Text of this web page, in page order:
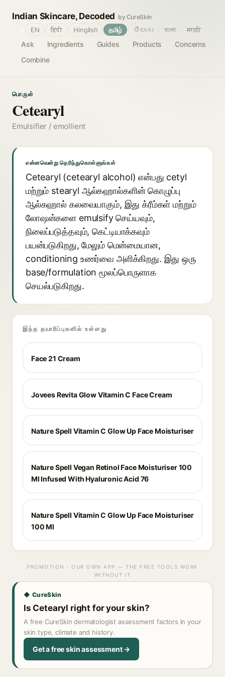
Indian Skincare, Decoded by CureSkin
Ask Ingredients Guides Products
Concerns
Combine
EN हिंदी Hinglish தமிழ் తెలుగు বাংলা मराठी
பொருள்
Cetearyl
Emulsifier / emollient
என்னவென்று தெரிந்துகொள்ளுங்கள்
Cetearyl (cetearyl alcohol) என்பது cetyl
மற்றும் stearyl ஆல்கஹால்களின் கொழுப்பு
ஆல்கஹால் கலவையாகும், இது க்ரீம்கள் மற்றும்
லோஷன்களை emulsify செய்யவும்,
நிலைப்படுத்தவும், கெட்டியாக்கவும்
பயன்படுகிறது, மேலும் மென்மையான,
conditioning உணர்வை அளிக்கிறது. இது ஒரு
base/formulation மூலப்பொருளாக
செயல்படுகிறது.
இந்த தயாரிப்புகளில் உள்ளது
Face 21 Cream
Jovees Revita Glow Vitamin C Face Cream
Nature Spell Vitamin C Glow Up Face Moisturiser
Nature Spell Vegan Retinol Face Moisturiser 100
Ml Infused With Hyaluronic Acid 76
Nature Spell Vitamin C Glow Up Face Moisturiser
100 Ml
PROMOTION · OUR OWN APP — THE FREE TOOLS WORK
WITHOUT IT
◆ CureSkin
Is Cetearyl right for your skin?
A free CureSkin dermatologist assessment factors in your
skin type, climate and history.
Get a free skin assessment →